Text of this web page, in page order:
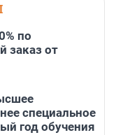
по
заказ от
специальное
год обучения